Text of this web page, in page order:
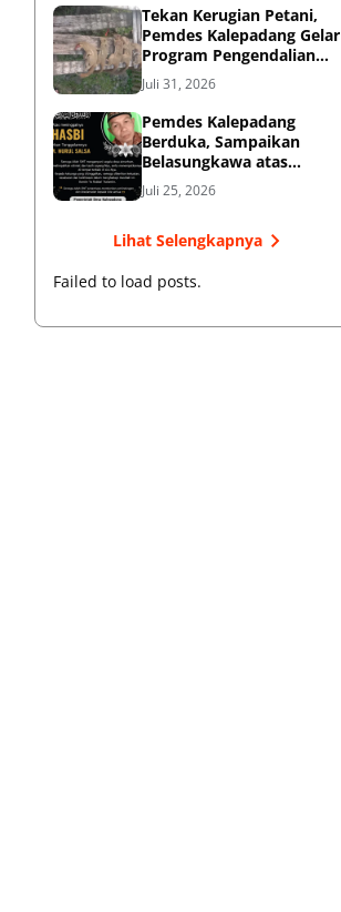
Tekan Kerugian Petani,
Pemdes Kalepadang Gelar
Program Pengendalian
Hama Tupai
Juli 31, 2026
Pemdes Kalepadang
Berduka, Sampaikan
Belasungkawa atas
Wafatnya Hasbi Korban
KLM Nurul Salsa
Juli 25, 2026
Lihat Selengkapnya
Failed to load posts.